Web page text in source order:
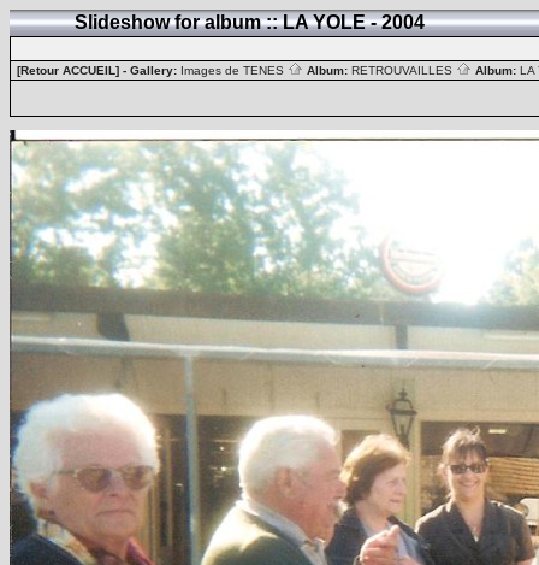
Slideshow for album :: LA YOLE - 2004
[Retour ACCUEIL] - Gallery: Images de TENES Album: RETROUVAILLES Album: LA